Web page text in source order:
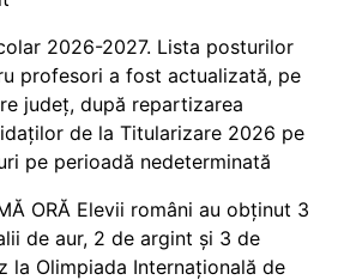
2026-2027. Lista posturilor
profesori a fost actualizată, pe
județ, după repartizarea
de la Titularizare 2026 pe
pe perioadă nedeterminată
ORĂ Elevii români au obținut 3
de aur, 2 de argint și 3 de
la Olimpiada Internațională de